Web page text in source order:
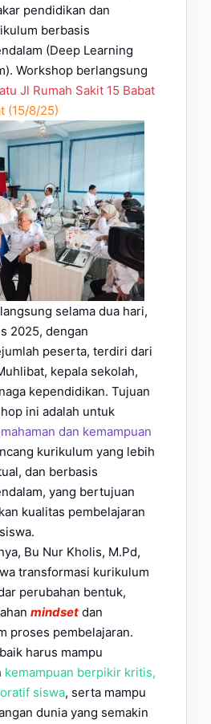
pendidikan dan
berbasis
(Deep Learning
Workshop berlangsung
Jl Rumah Sakit 15 Babat
(15/8/25)
selama dua hari,
2025, dengan
peserta, terdiri dari
kepala sekolah,
kependidikan. Tujuan
ini adalah untuk
dan kemampuan
kurikulum yang lebih
dan berbasis
yang bertujuan
kualitas pembelajaran
Bu Nur Kholis, M.Pd,
transformasi kurikulum
perubahan bentuk,
mindset dan
proses pembelajaran.
harus mampu
kemampuan berpikir kritis,
siswa, serta mampu
dunia yang semakin